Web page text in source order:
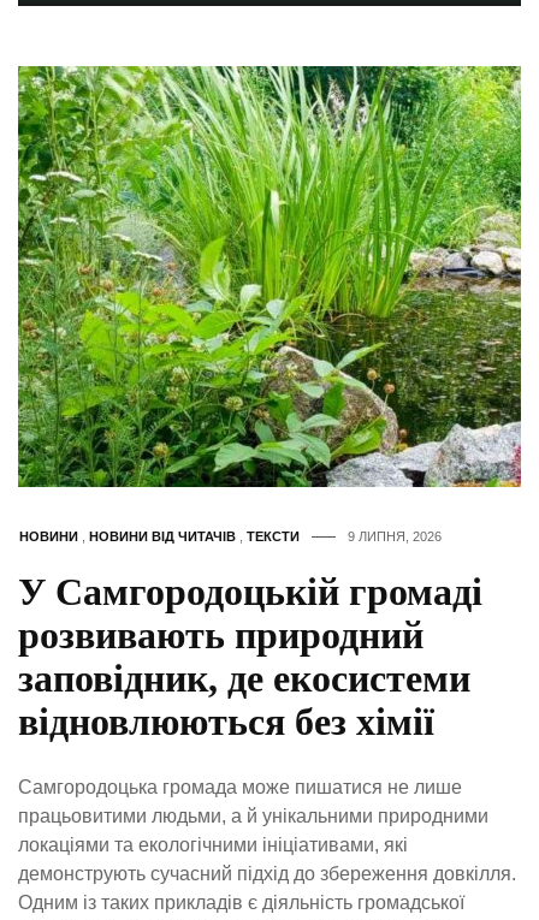
НОВИНИ НОВИНИ ВІД ЧИТАЧІВ ТЕКСТИ 9 ЛИПНЯ, 2026
У Самгородоцькій громаді
розвивають природний
заповідник, де екосистеми
відновлюються без хімії
Самгородоцька громада може пишатися не лише
працьовитими людьми, а й унікальними природними
локаціями та екологічними ініціативами, які
демонструють сучасний підхід до збереження довкілля.
Одним із таких прикладів є діяльність громадської